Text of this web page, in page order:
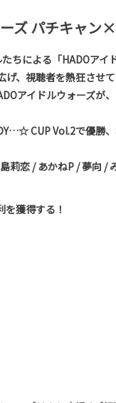
ズ パチキャン
ちによる「HADOアイ
、視聴者を熱狂させて
アイドルウォーズが
CUP Vol.2で優勝、
莉恋 / あかねP / 夢向 /
獲得する！